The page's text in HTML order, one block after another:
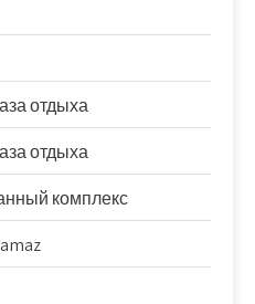
отдыха
отдыха
комплекс